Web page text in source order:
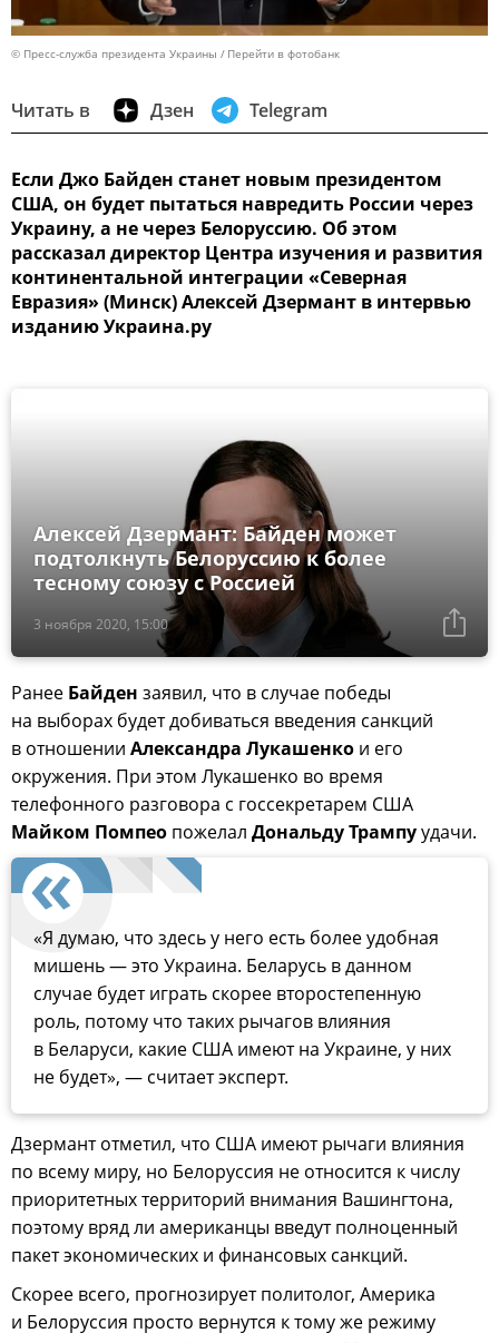
© Пресс-служба президента Украины Перейти в фотобанк
Читать в Дзен Telegram
Если Джо Байден станет новым президентом
США, он будет пытаться навредить России через
Украину, а не через Белоруссию. Об этом
рассказал директор Центра изучения и развития
континентальной интеграции «Северная
Евразия» (Минск) Алексей Дзермант в интервью
изданию Украина.ру
3 ноября 2020, 15:00
Алексей Дзермант: Байден может
подтолкнуть Белоруссию к более
тесному союзу с Россией
Ранее Байден заявил, что в случае победы
на выборах будет добиваться введения санкций
в отношении Александра Лукашенко и его
окружения. При этом Лукашенко во время
телефонного разговора с госсекретарем США
Майком Помпео пожелал Дональду Трампуудачи.
«Я думаю, что здесь у него есть более удобная
мишень — это Украина. Беларусь в данном
случае будет играть скорее второстепенную
роль, потому что таких рычагов влияния
в Беларуси, какие США имеют на Украине, у них
не будет», — считает эксперт.
Дзермант отметил, что США имеют рычаги влияния
по всему миру, но Белоруссия не относится к числу
приоритетных территорий внимания Вашингтона,
поэтому вряд ли американцы введут полноценный
пакет экономических и финансовых санкций.
Скорее всего, прогнозирует политолог, Америка
и Белоруссия просто вернутся к тому же режиму